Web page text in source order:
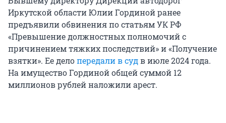
Иркутской области Юлии Гординой ранее
предъявили обвинения по статьям УК РФ
«Превышение должностных полномочий с
причинением тяжких последствий» и «Получение
взятки». Ее делопередали в судв июле 2024 года.
На имущество Гординой общей суммой 12
миллионов рублей наложили арест.